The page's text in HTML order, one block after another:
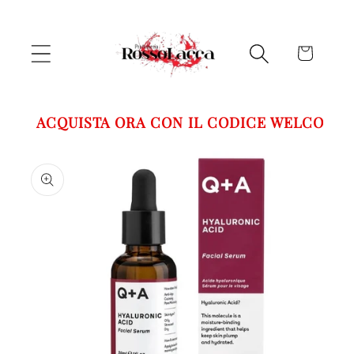
Carrello
ACQUISTA ORA CON IL CODICE WELCOME5
Passa alle
informazioni
sul prodotto